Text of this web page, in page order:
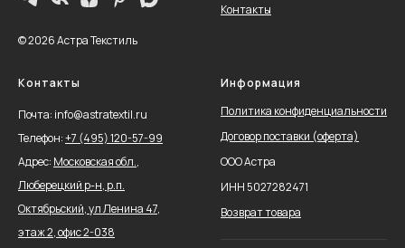
© 2026 Астра Текстиль
Контакты
Контакты
Почта: info@astratextil.ru
Телефон:+7 (495) 120-57-99
Адрес: Московская обл.,
Люберецкий р-н, р.п.
Октябрьский, ул Ленина 47,
этаж 2, офис 2-038
Информация
Политика конфиденциальности
Договор поставки (оферта)
ООО Астра
ИНН 5027282471
Возврат товара